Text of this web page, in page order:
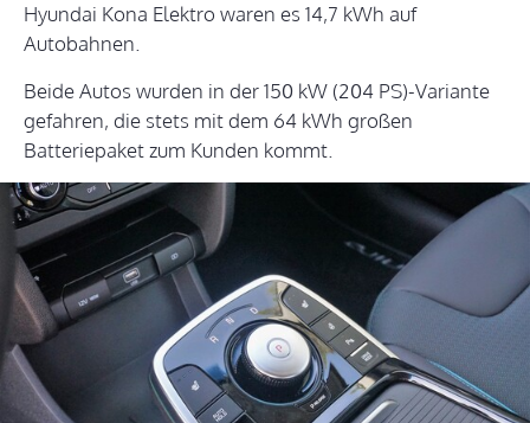
Hyundai Kona Elektro waren es 14,7 kWh auf
Autobahnen.
Beide Autos wurden in der 150 kW (204 PS)-Variante
gefahren, die stets mit dem 64 kWh großen
Batteriepaket zum Kunden kommt.